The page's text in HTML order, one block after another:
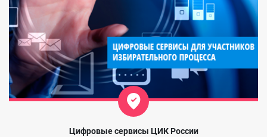
Цифровые сервисы ЦИК России